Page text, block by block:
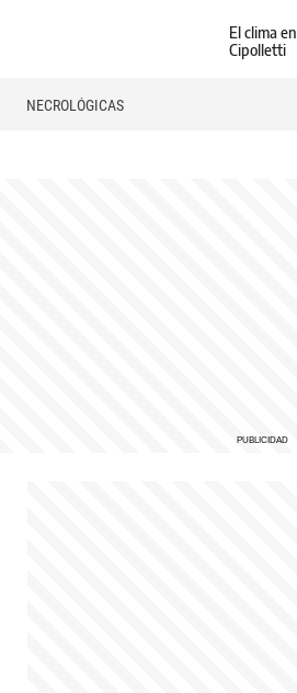
El clima en
Cipolletti
NECROLÓGICAS